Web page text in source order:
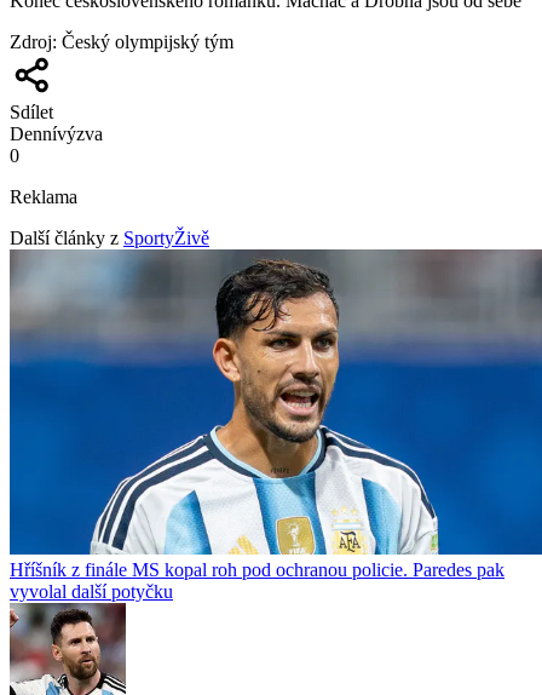
Zdroj: Český olympijský tým
Sdílet
Dennívýzva
0
Reklama
Další články z SportyŽivě
Hříšník z finále MS kopal roh pod ochranou policie. Paredes pak
vyvolal další potyčku